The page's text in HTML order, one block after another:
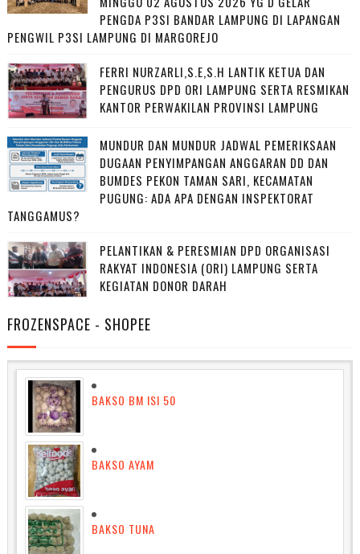
PENGDA P3SI BANDAR LAMPUNG DI LAPANGAN
PENGWIL P3SI LAMPUNG DI MARGOREJO
FERRI NURZARLI,S.E,S.H LANTIK KETUA DAN
PENGURUS DPD ORI LAMPUNG SERTA RESMIKAN
KANTOR PERWAKILAN PROVINSI LAMPUNG
MUNDUR DAN MUNDUR JADWAL PEMERIKSAAN
DUGAAN PENYIMPANGAN ANGGARAN DD DAN
BUMDES PEKON TAMAN SARI, KECAMATAN
PUGUNG: ADA APA DENGAN INSPEKTORAT
TANGGAMUS?
PELANTIKAN & PERESMIAN DPD ORGANISASI
RAKYAT INDONESIA (ORI) LAMPUNG SERTA
KEGIATAN DONOR DARAH
FROZENSPACE - SHOPEE
BAKSO BM ISI 50
BAKSO AYAM
BAKSO TUNA